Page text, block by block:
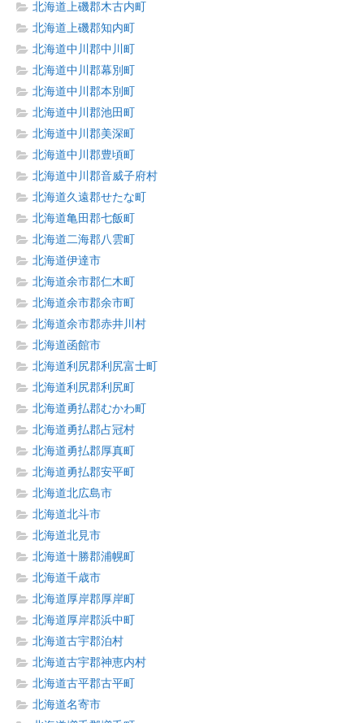
北海道上磯郡木古内町
北海道上磯郡知内町
北海道中川郡中川町
北海道中川郡幕別町
北海道中川郡本別町
北海道中川郡池田町
北海道中川郡美深町
北海道中川郡豊頃町
北海道中川郡音威子府村
北海道久遠郡せたな町
北海道亀田郡七飯町
北海道二海郡八雲町
北海道伊達市
北海道余市郡仁木町
北海道余市郡余市町
北海道余市郡赤井川村
北海道函館市
北海道利尻郡利尻富士町
北海道利尻郡利尻町
北海道勇払郡むかわ町
北海道勇払郡占冠村
北海道勇払郡厚真町
北海道勇払郡安平町
北海道北広島市
北海道北斗市
北海道北見市
北海道十勝郡浦幌町
北海道千歳市
北海道厚岸郡厚岸町
北海道厚岸郡浜中町
北海道古宇郡泊村
北海道古宇郡神恵内村
北海道古平郡古平町
北海道名寄市